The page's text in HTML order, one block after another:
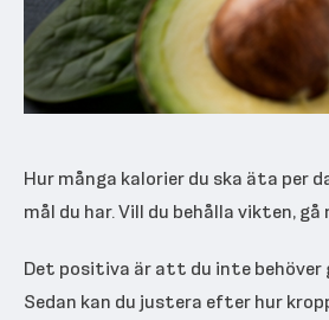
Hur många kalorier du ska äta per
mål du har. Vill du behålla vikten,
Det positiva är att du inte
Sedan kan du justera efter hur